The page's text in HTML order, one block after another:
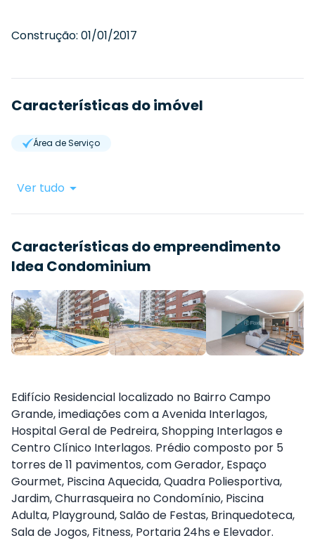
Construção: 01/01/2017
Características do imóvel
Área de Serviço
Ver tudo
Características do empreendimento
Idea Condominium
Edifício Residencial localizado no Bairro Campo
Grande, imediações com a Avenida Interlagos,
Hospital Geral de Pedreira, Shopping Interlagos e
Centro Clínico Interlagos. Prédio composto por 5
torres de 11 pavimentos, com Gerador, Espaço
Gourmet, Piscina Aquecida, Quadra Poliesportiva,
Jardim, Churrasqueira no Condomínio, Piscina
Adulta, Playground, Salão de Festas, Brinquedoteca,
Sala de Jogos, Fitness, Portaria 24hs e Elevador.